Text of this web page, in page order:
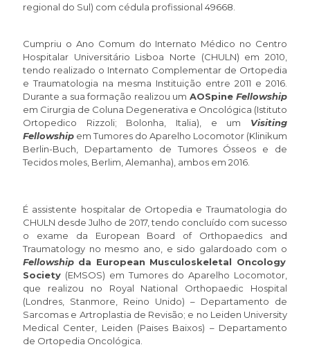
regional do Sul) com cédula profissional 49668.
Cumpriu o Ano Comum do Internato Médico no Centro
Hospitalar Universitário Lisboa Norte (CHULN) em 2010,
tendo realizado o Internato Complementar de Ortopedia
e Traumatologia na mesma Instituição entre 2011 e 2016.
Durante a sua formação realizou um AOSpineFellowship
em Cirurgia de Coluna Degenerativa e Oncológica (Istituto
Ortopedico Rizzoli; Bolonha, Italia), e um Visiting
Fellowship em Tumores do Aparelho Locomotor (Klinikum
Berlin-Buch, Departamento de Tumores Ósseos e de
Tecidos moles, Berlim, Alemanha), ambos em 2016.
É assistente hospitalar de Ortopedia e Traumatologia do
CHULN desde Julho de 2017, tendo concluído com sucesso
o exame da European Board of Orthopaedics and
Traumatology no mesmo ano, e sido galardoado com o
Fellowship da European Musculoskeletal Oncology
Society (EMSOS) em Tumores do Aparelho Locomotor,
que realizou no Royal National Orthopaedic Hospital
(Londres, Stanmore, Reino Unido) – Departamento de
Sarcomas e Artroplastia de Revisão; e no Leiden University
Medical Center, Leiden (Paises Baixos) – Departamento
de Ortopedia Oncológica.